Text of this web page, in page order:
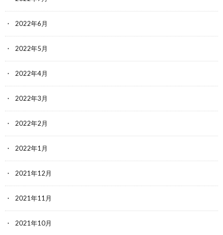
2022年6月
2022年5月
2022年4月
2022年3月
2022年2月
2022年1月
2021年12月
2021年11月
2021年10月